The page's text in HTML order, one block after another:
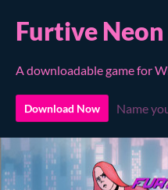
Furtive Neon
A downloadable game for
Download Now Name